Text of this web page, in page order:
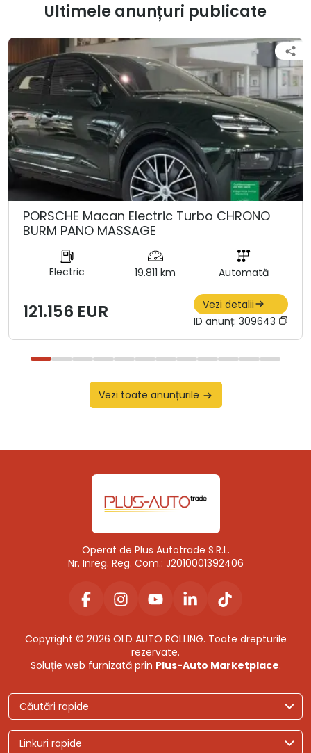
Ultimele anunțuri publicate
PORSCHE Macan Electric Turbo CHRONO
BURM PANO MASSAGE
Electric 19.811 km Automată
121.156 EUR
Vezi detalii
ID anunț: 309643
Vezi toate anunțurile
Operat de Plus Autotrade S.R.L.
Nr. Inreg. Reg. Com.: J2010001392406
Copyright © 2026 OLD AUTO ROLLING. Toate drepturile
rezervate.
Soluție web furnizată prin Plus-Auto Marketplace.
Căutări rapide
Linkuri rapide